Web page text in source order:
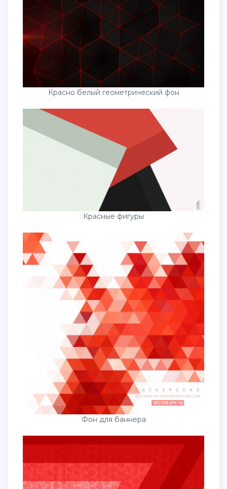
Красно белый геометрический фон
Красные фигуры
Фон для баннера